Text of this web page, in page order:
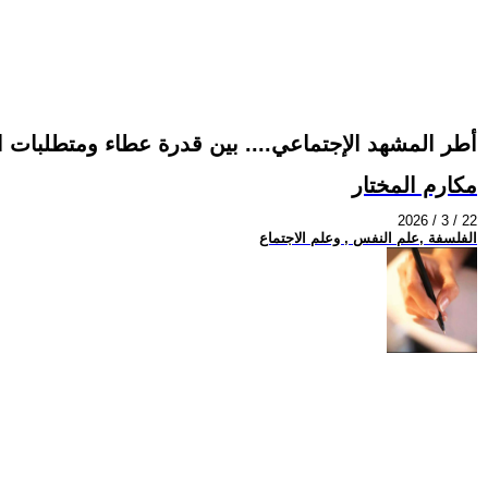
أطر المشهد الإجتماعي.... بين قدرة عطاء ومتطلبات
مكارم المختار
2026 / 3 / 22
الفلسفة ,علم النفس , وعلم الاجتماع